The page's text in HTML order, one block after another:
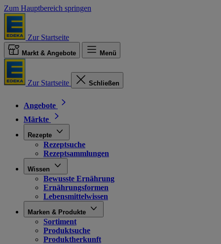
Zum Hauptbereich springen
Zur Startseite
Markt & Angebote Menü
Zur Startseite Schließen
Angebote
Märkte
Rezepte
Rezeptsuche
Rezeptsammlungen
Wissen
Bewusste Ernährung
Ernährungsformen
Lebensmittelwissen
Marken & Produkte
Sortiment
Produktsuche
Produktherkunft